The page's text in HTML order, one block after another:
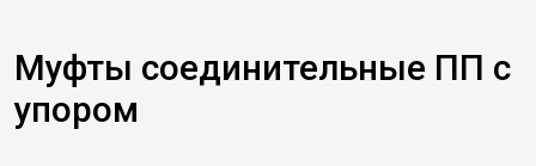
Муфты соединительные ПП с
упором